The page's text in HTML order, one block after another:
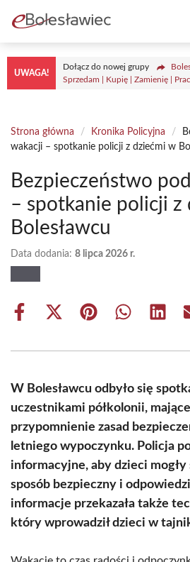
treści
UWAGA!
Dołącz do nowej grupy
Sprzedam | Kupię | Zamienię |
Strona główna / Kronika Policyjna /
wakacji – spotkanie policji z dziećmi w
Bezpieczeństwo
– spotkanie policji z
Bolesławcu
Data dodania: 8 lipca 2026 r.
Share
Share
(Twitter)
Share Share Share
W Bolesławcu odbyło się
uczestnikami półkolonii,
przypomnienie zasad
letniego wypoczynku. Policja
informacyjne, aby dzieci
sposób bezpieczny i
informacje przekazała także
który wprowadził dzieci w